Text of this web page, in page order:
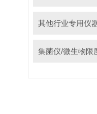
其他行业专用仪
集菌仪/微生物限